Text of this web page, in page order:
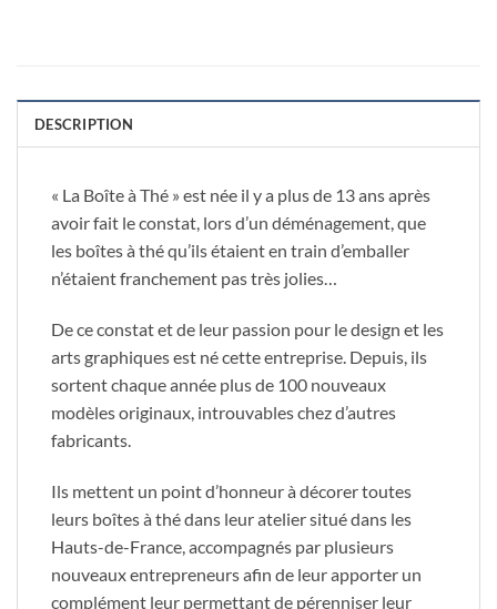
DESCRIPTION
« La Boîte à Thé » est née il y a plus de 13 ans après
avoir fait le constat, lors d’un déménagement, que
les boîtes à thé qu’ils étaient en train d’emballer
n’étaient franchement pas très jolies…
De ce constat et de leur passion pour le design et les
arts graphiques est né cette entreprise. Depuis, ils
sortent chaque année plus de 100 nouveaux
modèles originaux, introuvables chez d’autres
fabricants.
Ils mettent un point d’honneur à décorer toutes
leurs boîtes à thé dans leur atelier situé dans les
Hauts-de-France, accompagnés par plusieurs
nouveaux entrepreneurs afin de leur apporter un
complément leur permettant de pérenniser leur